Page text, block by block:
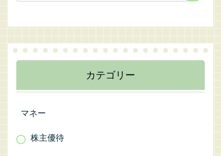
カテゴリー
マネー
株主優待